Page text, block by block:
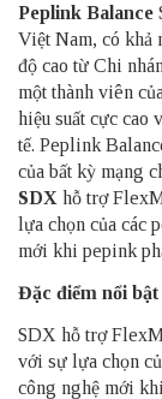
Peplink Balance
Việt Nam, có khả
độ cao từ Chi
một thành viên
hiệu suất cực cao
tế. Peplink
của bất kỳ mạng
SDX hỗ trợ
lựa chọn của các
mới khi pepink
Đặc điểm nổi
SDX hỗ trợ
với sự lựa chọn
công nghệ mới